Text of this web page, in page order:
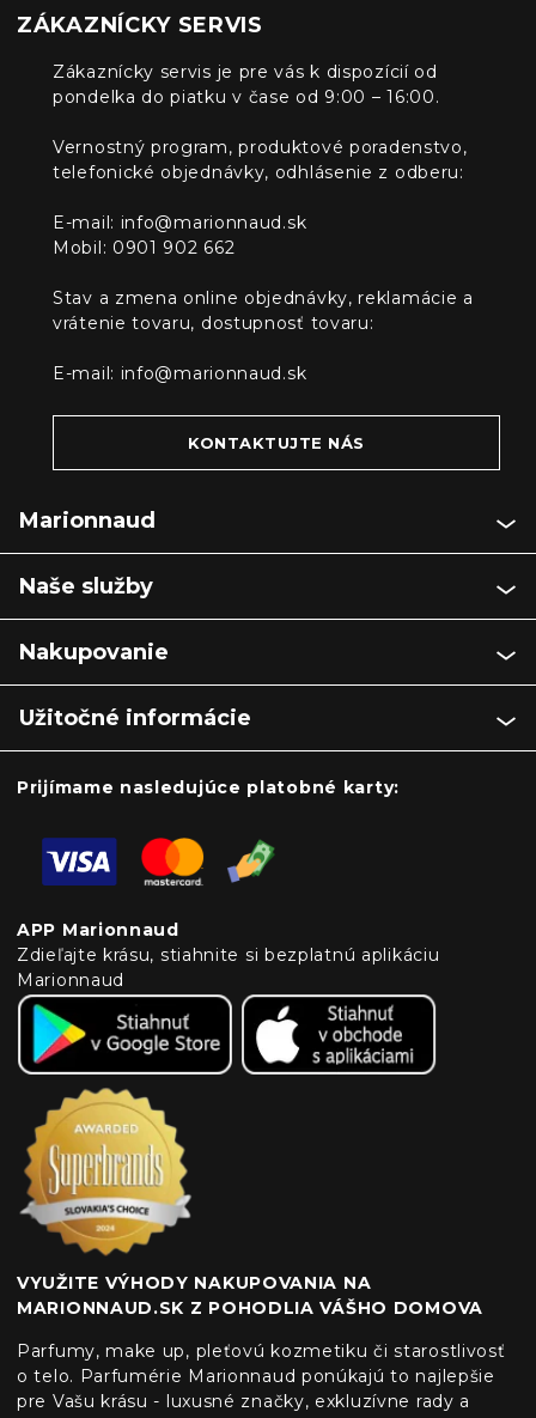
ZÁKAZNÍCKY SERVIS
Zákaznícky servis je pre vás k dispozícií od
pondelka do piatku v čase od 9:00 – 16:00.
Vernostný program, produktové poradenstvo,
telefonické objednávky, odhlásenie z odberu:
E-mail: info@marionnaud.sk
Mobil: 0901 902 662
Stav a zmena online objednávky, reklamácie a
vrátenie tovaru, dostupnosť tovaru:
E-mail: info@marionnaud.sk
KONTAKTUJTE NÁS
Marionnaud
Naše služby
Nakupovanie
Užitočné informácie
Prijímame nasledujúce platobné karty:
APP Marionnaud
Zdieľajte krásu, stiahnite si bezplatnú aplikáciu
Marionnaud
VYUŽITE VÝHODY NAKUPOVANIA NA
MARIONNAUD.SK Z POHODLIA VÁŠHO DOMOVA
Parfumy, make up, pleťovú kozmetiku či starostlivosť
o telo. Parfumérie Marionnaud ponúkajú to najlepšie
pre Vašu krásu - luxusné značky, exkluzívne rady a